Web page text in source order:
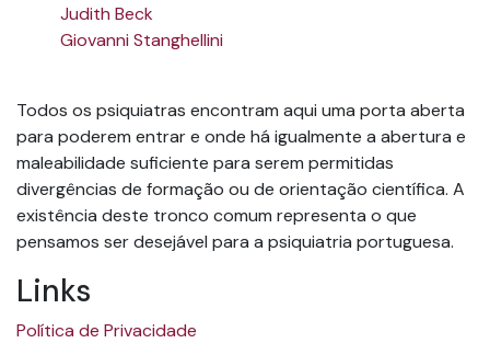
Judith Beck
Giovanni Stanghellini
Todos os psiquiatras encontram aqui uma porta aberta
para poderem entrar e onde há igualmente a abertura e
maleabilidade suficiente para serem permitidas
divergências de formação ou de orientação científica. A
existência deste tronco comum representa o que
pensamos ser desejável para a psiquiatria portuguesa.
Links
Política de Privacidade